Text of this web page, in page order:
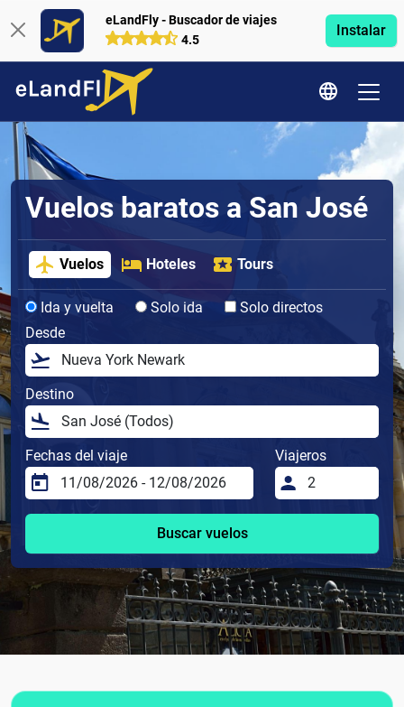
eLandFly - Buscador de viajes
4.5
Instalar
Vuelos baratos a San José
Vuelos Hoteles Tours
Ida y vuelta Solo ida
Solo directos
Desde
Destino
Fechas del viaje Viajeros
Buscar vuelos